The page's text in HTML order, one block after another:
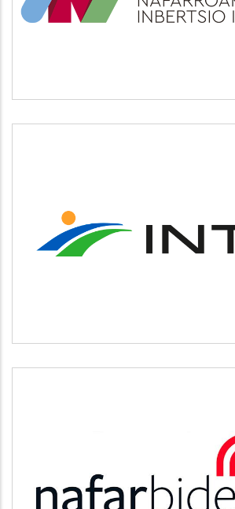
Otros
INTIA
Agricultura y ganadería
NAFARBIDE
Otros